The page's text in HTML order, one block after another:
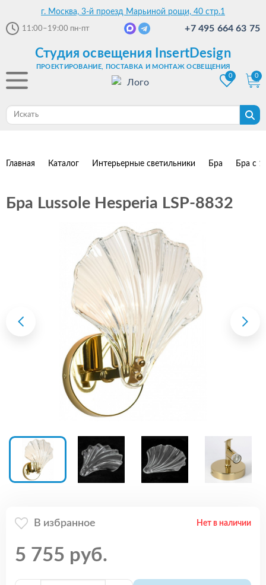
г. Москва, 3-й проезд Марьиной рощи, 40 стр.1
11:00–19:00 пн-пт +7 495 664 63 75
Студия освещения InsertDesign
ПРОЕКТИРОВАНИЕ, ПОСТАВКА И МОНТАЖ ОСВЕЩЕНИЯ
0
0
Главная Каталог Интерьерные светильники Бра Бра с
Бра Lussole Hesperia LSP-8832
В избранное Нет в наличии
5 755 руб.